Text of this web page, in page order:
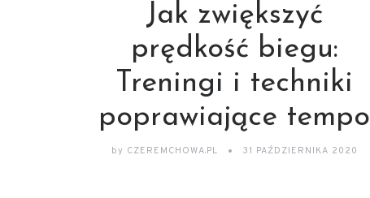
Jak zwiększyć
prędkość biegu:
Treningi i techniki
poprawiające tempo
by CZEREMCHOWA.PL 31 PAŹDZIERNIKA 2020